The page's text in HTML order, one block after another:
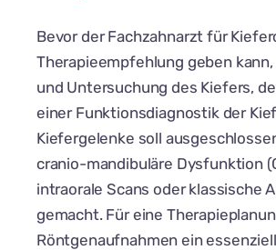
Bevor der Fachzahnarzt für
Therapieempfehlung geben
und Untersuchung des Kiefers,
einer Funktionsdiagnostik der
Kiefergelenke soll
cranio-mandibuläre Dysfunktion
intraorale Scans oder klassische
gemacht. Für eine
Röntgenaufnahmen ein